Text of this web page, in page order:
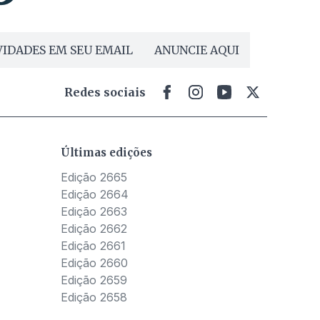
EM SEU EMAIL ANUNCIE AQUI
Redes sociais
Últimas edições
Edição 2665
Edição 2664
Edição 2663
Edição 2662
Edição 2661
Edição 2660
Edição 2659
Edição 2658